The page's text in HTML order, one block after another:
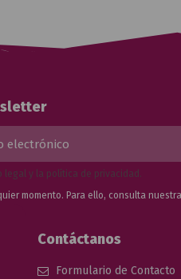
legaly la política de privacidad .
momento. Para ello, consulta
Contáctanos
Formulario de Contacto